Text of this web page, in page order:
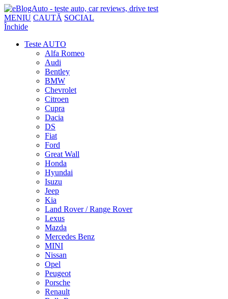
MENIU CAUTĂ SOCIAL
Închide
Teste AUTO
Alfa Romeo
Audi
Bentley
BMW
Chevrolet
Citroen
Cupra
Dacia
DS
Fiat
Ford
Great Wall
Honda
Hyundai
Isuzu
Jeep
Kia
Land Rover / Range Rover
Lexus
Mazda
Mercedes Benz
MINI
Nissan
Opel
Peugeot
Porsche
Renault